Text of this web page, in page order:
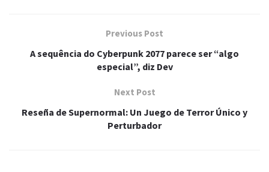
Previous Post
A sequência do Cyberpunk 2077 parece ser “algo
especial”, diz Dev
Next Post
Reseña de Supernormal: Un Juego de Terror Único y
Perturbador